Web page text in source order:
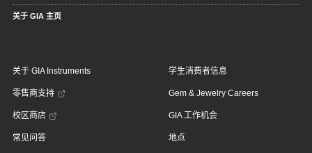
关于 GIA 主页
关于 GIA Instruments
零售商支持
校区商店
常见问答
学生消费者信息
Gem & Jewelry Careers
GIA 工作机会
地点